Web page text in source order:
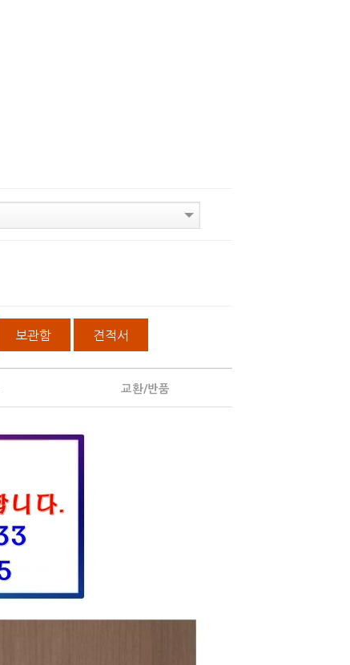
보관함 견적서
교환/반품